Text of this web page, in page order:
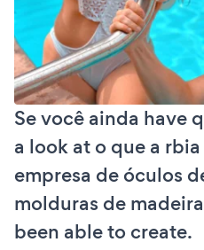
Se você ainda have
a look at o que a
empresa de óculos
molduras de
been able to create.